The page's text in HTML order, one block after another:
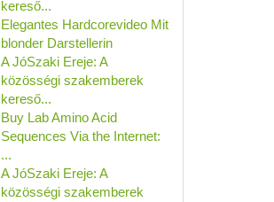
kereső...
Elegantes Hardcorevideo Mit
blonder Darstellerin
A JóSzaki Ereje: A
közösségi szakemberek
kereső...
Buy Lab Amino Acid
Sequences Via the Internet:
...
A JóSzaki Ereje: A
közösségi szakemberek